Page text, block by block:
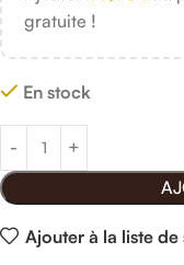
gratuite !
En stock
Ajouter à la liste de